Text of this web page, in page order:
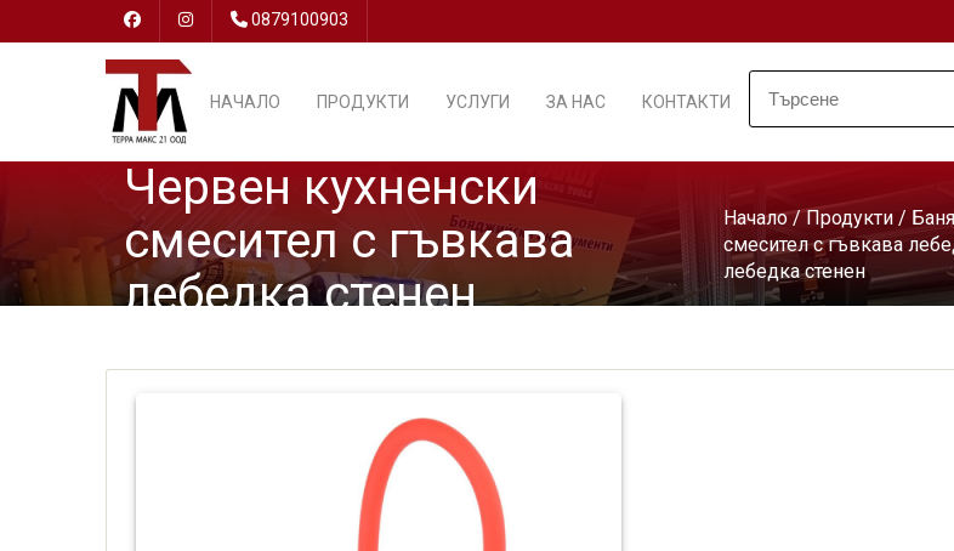
0879100903
НАЧАЛО ПРОДУКТИ УСЛУГИ ЗА НАС КОНТАКТИ
Червен кухненски
смесител с гъвкава
лебедка стенен
Начало/Продукти /
смесител с гъвкава
лебедка стенен